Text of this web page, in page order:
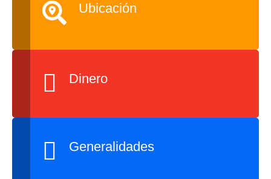
Ubicación
Dinero
Generalidades